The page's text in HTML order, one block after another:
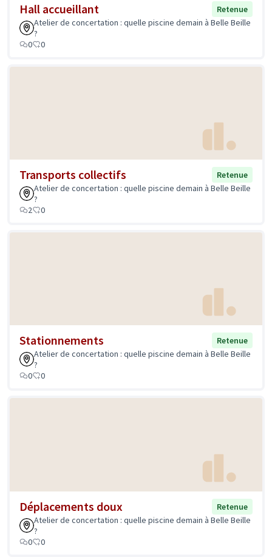
Hall accueillant
Retenue
Atelier de concertation : quelle piscine demain à Belle Beille
?
0
0
Transports collectifs
Retenue
Atelier de concertation : quelle piscine demain à Belle Beille
?
2
0
Stationnements
Retenue
Atelier de concertation : quelle piscine demain à Belle Beille
?
0
0
Déplacements doux
Retenue
Atelier de concertation : quelle piscine demain à Belle Beille
?
0
0